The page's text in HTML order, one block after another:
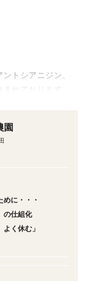
トシアニジン、
れております。
重増加を抑えら
て確認されていま
共同研究結果】
得ております。
果より)
品として納められ
園
に・・・
の仕組化
く休む」